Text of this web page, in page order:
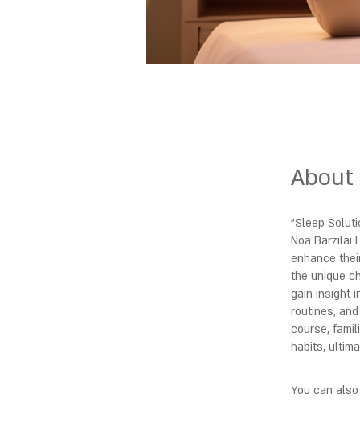
About
"Sleep
Noa Barzilai
enhance
the unique
gain insight
routines,
course,
habits,
You can